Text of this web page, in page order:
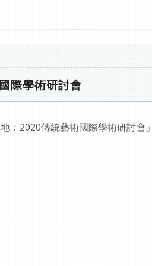
際學術研討會
：2020傳統藝術國際學術研討會